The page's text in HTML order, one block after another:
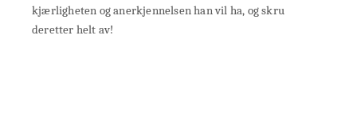
kjærligheten og anerkjennelsen han vil ha, og skru
deretter helt av!